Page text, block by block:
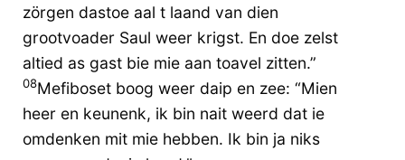
zörgen dastoe aal t laand van dien
grootvoader Saul weer krigst. En doe zelst
altied as gast bie mie aan toavel zitten.”
08Mefiboset boog weer daip en zee: “Mien
heer en keunenk, ik bin nait weerd dat ie
omdenken mit mie hebben. Ik bin ja niks